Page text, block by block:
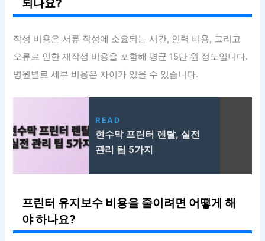
되나요?
작성 비용은 서류 작성에 소요되는 시간, 인력 비용, 그리고
오류로 인한 재작성 비용을 포함해 평균 15만 원 정도입니다.
병원별로 세부 비용은 차이가 있을 수 있습니다.
READ
현수막 프린터 렌탈, 실전
관리 팁 5가지
프린터 유지보수 비용을 줄이려면 어떻게 해
야 하나요?